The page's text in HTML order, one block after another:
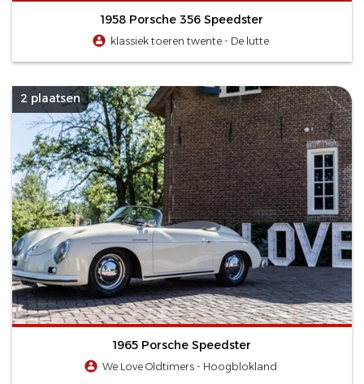
1958 Porsche 356 Speedster
klassiek toeren twente - De lutte
2 plaatsen
1965 Porsche Speedster
We Love Oldtimers - Hoogblokland